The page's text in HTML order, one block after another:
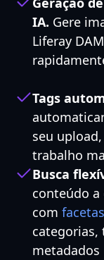
IA. Gere
Liferay
Tags
seu
trabalho
Busca
conteúdo
com
categorias,
metadados